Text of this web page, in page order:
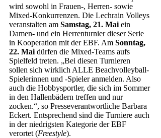
wird sowohl in Frauen-, Herren- sowie
Mixed-Konkurrenzen. Die Lechrain Volleys
veranstalten am Samstag, 21. Mai ein
Damen- und ein Herrenturnier dieser Serie
in Kooperation mit der EBF. Am Sonntag,
22. Mai dürfen die Mixed-Teams aufs
Spielfeld treten. „Bei diesen Turnieren
sollen sich wirklich ALLE Beachvolleyball-
Spielerinnen und -Spieler anmelden. Also
auch die Hobbysportler, die sich im Sommer
in den Hallenbädern treffen und nur
zocken.“, so Presseverantwortliche Barbara
Eckert. Entsprechend sind die Turniere auch
in der niedrigsten Kategorie der EBF
verortet (Freestyle).